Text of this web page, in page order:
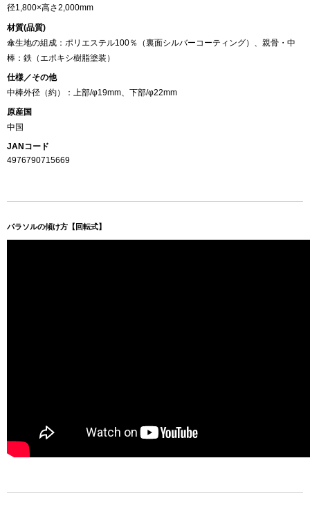
径1,800×高さ2,000mm
材質(品質)
傘生地の組成：ポリエステル100％（裏面シルバーコーティング）、親骨・中
棒：鉄（エポキシ樹脂塗装）
仕様／その他
中棒外径（約）：上部/φ19mm、下部/φ22mm
原産国
中国
JANコード
4976790715669
パラソルの傾け方【回転式】